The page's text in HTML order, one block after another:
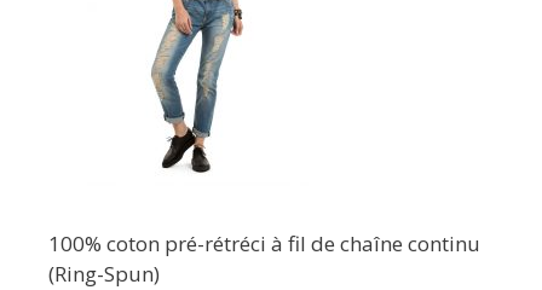
100% coton pré-rétréci à fil de chaîne continu
(Ring-Spun)